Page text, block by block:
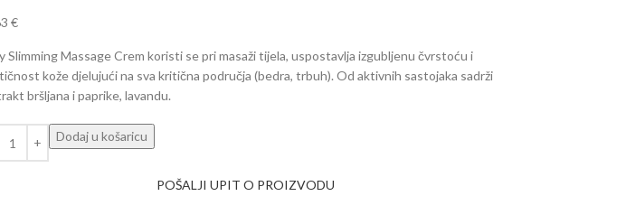
€
Slimming Massage Crem koristi se pri masaži tijela, uspostavlja izgubljenu čvrstoću i
kože djelujući na sva kritična područja (bedra, trbuh). Od aktivnih sastojaka sadrži
bršljana i paprike, lavandu.
Dodaj u košaricu
POŠALJI UPIT O PROIZVODU